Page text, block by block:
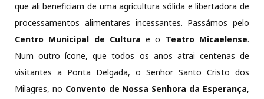
que ali beneficiam de uma agricultura sólida e libertadora de
processamentos alimentares incessantes. Passámos pelo
Centro Municipal de Cultura e o Teatro Micaelense.
Num outro ícone, que todos os anos atrai centenas de
visitantes a Ponta Delgada, o Senhor Santo Cristo dos
Milagres, no Convento de Nossa Senhora da Esperança,